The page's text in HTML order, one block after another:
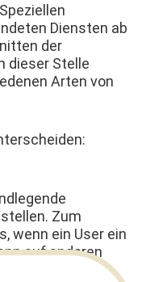
Diensten ab
der
dieser Stelle
Arten von
Zum
wenn ein User ein
auf anderen
zur Kasse geht.